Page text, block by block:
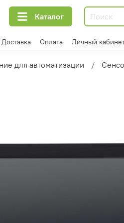
Каталог
Доставка Оплата Личный
для автоматизации